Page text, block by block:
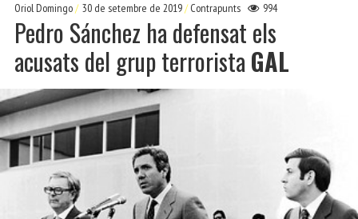
Oriol Domingo 30 de setembre de 2019 Contrapunts 994
Pedro Sánchez ha defensat els
acusats del grup terrorista GAL